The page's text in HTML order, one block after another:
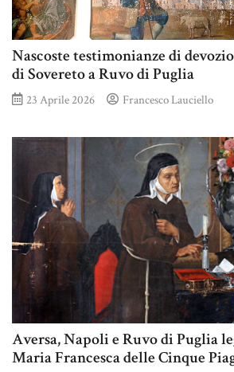
Nascoste testimonianze di
di Sovereto a Ruvo di Puglia
23 Aprile 2026 Francesco Lauciello
Aversa, Napoli e Ruvo di Puglia
Maria Francesca delle Cinque